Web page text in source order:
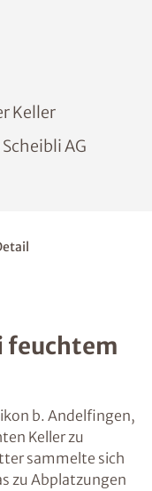
Keller
AG
feuchtem
b. Andelfingen,
Keller zu
sammelte sich
zu Abplatzungen